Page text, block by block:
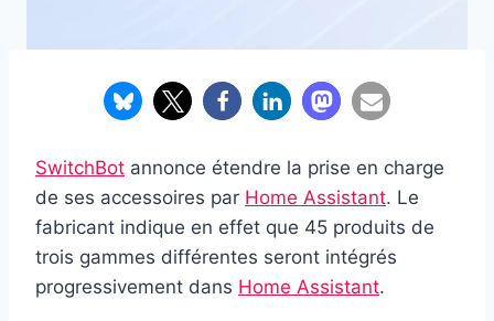
SwitchBot annonce étendre la prise en charge
de ses accessoires par Home Assistant. Le
fabricant indique en effet que 45 produits de
trois gammes différentes seront intégrés
progressivement dans Home Assistant.